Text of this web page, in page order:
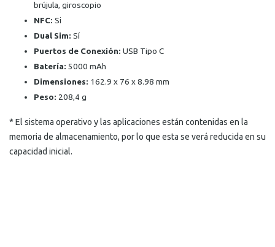
brújula, giroscopio
NFC: Si
Dual Sim: Sí
Puertos de Conexión: USB Tipo C
Batería: 5000 mAh
Dimensiones: 162.9 x 76 x 8.98 mm
Peso: 208,4 g
* El sistema operativo y las aplicaciones están contenidas en la
memoria de almacenamiento, por lo que esta se verá reducida en su
capacidad inicial.